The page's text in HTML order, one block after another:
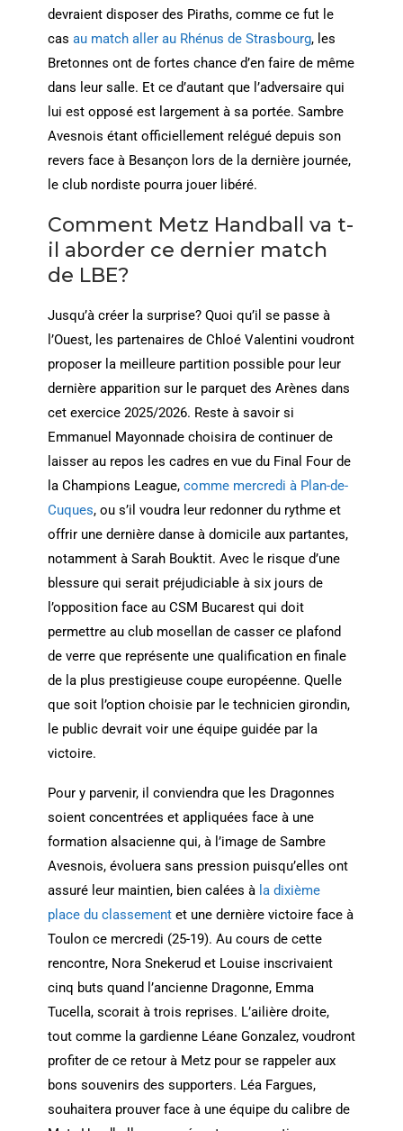
devraient disposer des Piraths, comme ce fut le
cas au match aller au Rhénus de Strasbourg, les
Bretonnes ont de fortes chance d’en faire de même
dans leur salle. Et ce d’autant que l’adversaire qui
lui est opposé est largement à sa portée. Sambre
Avesnois étant officiellement relégué depuis son
revers face à Besançon lors de la dernière journée,
le club nordiste pourra jouer libéré.
Comment Metz Handball va t-
il aborder ce dernier match
de LBE?
Jusqu’à créer la surprise? Quoi qu’il se passe à
l’Ouest, les partenaires de Chloé Valentini voudront
proposer la meilleure partition possible pour leur
dernière apparition sur le parquet des Arènes dans
cet exercice 2025/2026. Reste à savoir si
Emmanuel Mayonnade choisira de continuer de
laisser au repos les cadres en vue du Final Four de
la Champions League, comme mercredi à Plan-de-
Cuques, ou s’il voudra leur redonner du rythme et
offrir une dernière danse à domicile aux partantes,
notamment à Sarah Bouktit. Avec le risque d’une
blessure qui serait préjudiciable à six jours de
l’opposition face au CSM Bucarest qui doit
permettre au club mosellan de casser ce plafond
de verre que représente une qualification en finale
de la plus prestigieuse coupe européenne. Quelle
que soit l’option choisie par le technicien girondin,
le public devrait voir une équipe guidée par la
victoire.
Pour y parvenir, il conviendra que les Dragonnes
soient concentrées et appliquées face à une
formation alsacienne qui, à l’image de Sambre
Avesnois, évoluera sans pression puisqu’elles ont
assuré leur maintien, bien calées à la dixième
place du classementet une dernière victoire face à
Toulon ce mercredi (25-19). Au cours de cette
rencontre, Nora Snekerud et Louise inscrivaient
cinq buts quand l’ancienne Dragonne, Emma
Tucella, scorait à trois reprises. L’ailière droite,
tout comme la gardienne Léane Gonzalez, voudront
profiter de ce retour à Metz pour se rappeler aux
bons souvenirs des supporters. Léa Fargues,
souhaitera prouver face à une équipe du calibre de